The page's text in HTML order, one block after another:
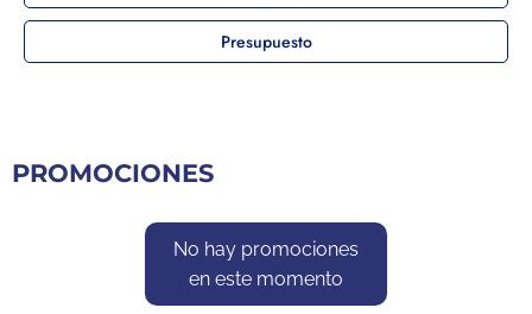
Presupuesto
PROMOCIONES
No hay promociones
en este momento